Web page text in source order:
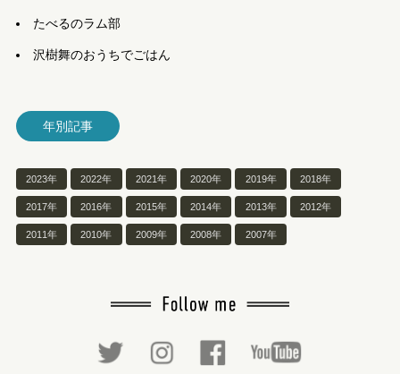
たべるのラム部
沢樹舞のおうちでごはん
年別記事
2023年 2022年 2021年 2020年 2019年 2018年
2017年 2016年 2015年 2014年 2013年 2012年
2011年 2010年 2009年 2008年 2007年